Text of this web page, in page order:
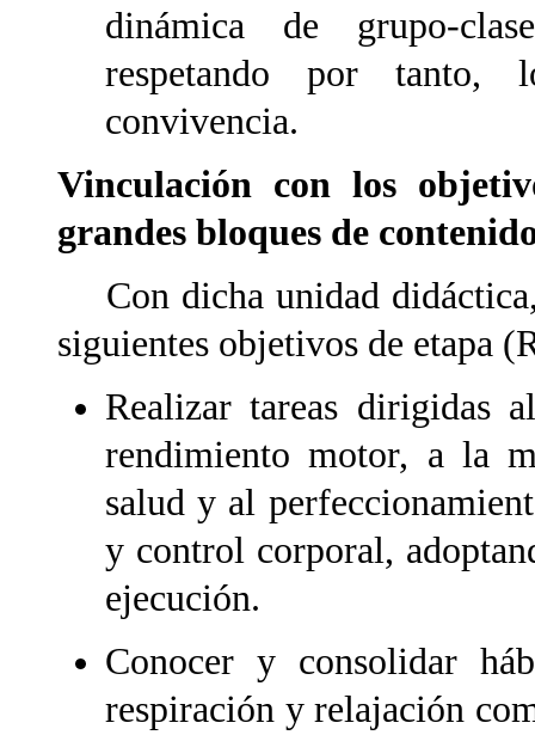
dinámica de grupo-
respetando por tanto,
convivencia.
Vinculación con los
grandes bloques de
Con dicha unidad
siguientes objetivos de etapa
Realizar tareas dirigidas
rendimiento motor, a la
salud y al
y control corporal,
ejecución.
Conocer y consolidar
respiración y relajación